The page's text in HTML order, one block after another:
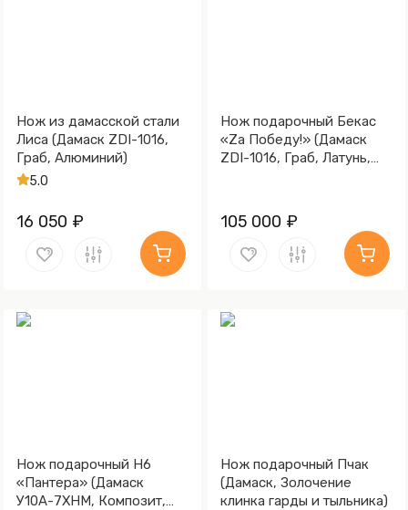
Нож из дамасской стали
Лиса (Дамаск ZDI-1016,
Граб, Алюминий)
5.0
16 050 ₽
Нож подарочный Бекас
«Za Победу!» (Дамаск
ZDI-1016, Граб, Латунь,
105 000 ₽
Нож подарочный Н6
«Пантера» (Дамаск
У10А-7ХНМ, Композит,
Нож подарочный Пчак
(Дамаск, Золочение
клинка гарды и тыльника)